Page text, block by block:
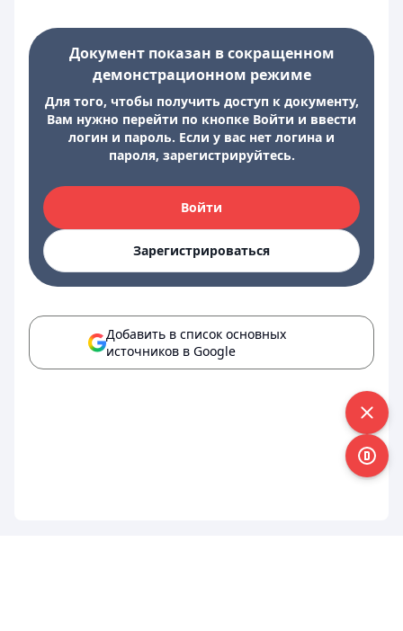
Документ показан в сокращенном
демонстрационном режиме
Для того, чтобы получить доступ к документу,
Вам нужно перейти по кнопке Войти и ввести
логин и пароль. Если у вас нет логина и
пароля, зарегистрируйтесь.
Войти
Зарегистрироваться
Добавить в список основных
источников в Google